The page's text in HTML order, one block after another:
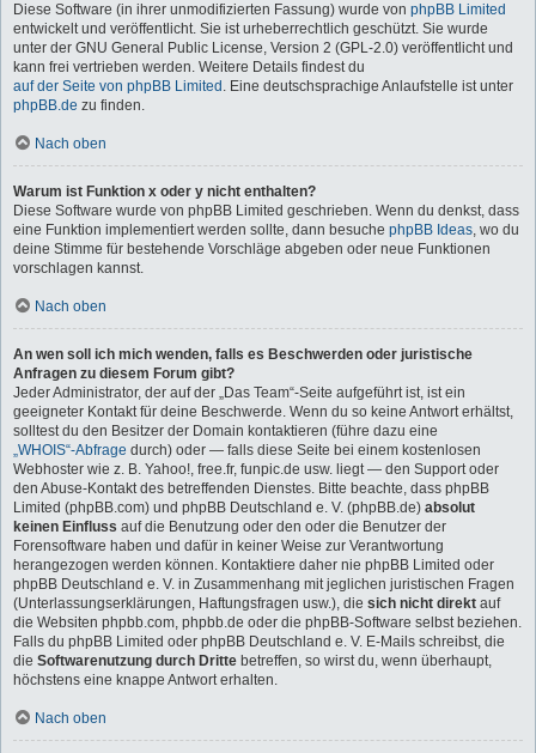
Diese Software (in ihrer unmodifizierten Fassung) wurde von phpBB Limited
entwickelt und veröffentlicht. Sie ist urheberrechtlich geschützt. Sie wurde
unter der GNU General Public License, Version 2 (GPL-2.0) veröffentlicht und
kann frei vertrieben werden. Weitere Details findest du
auf der Seite von phpBB Limited . Eine deutschsprachige Anlaufstelle ist unter
phpBB.de zu finden.
Nach oben
Warum ist Funktion x oder y nicht enthalten?
Diese Software wurde von phpBB Limited geschrieben. Wenn du denkst, dass
eine Funktion implementiert werden sollte, dann besuche phpBB Ideas, wo du
deine Stimme für bestehende Vorschläge abgeben oder neue Funktionen
vorschlagen kannst.
Nach oben
An wen soll ich mich wenden, falls es Beschwerden oder juristische
Anfragen zu diesem Forum gibt?
Jeder Administrator, der auf der „Das Team“-Seite aufgeführt ist, ist ein
geeigneter Kontakt für deine Beschwerde. Wenn du so keine Antwort erhältst,
solltest du den Besitzer der Domain kontaktieren (führe dazu eine
„WHOIS“-Abfrage durch) oder — falls diese Seite bei einem kostenlosen
Webhoster wie z. B. Yahoo!, free.fr, funpic.de usw. liegt — den Support oder
den Abuse-Kontakt des betreffenden Dienstes. Bitte beachte, dass phpBB
Limited (phpBB.com) und phpBB Deutschland e. V. (phpBB.de) absolut
keinen Einfluss auf die Benutzung oder den oder die Benutzer der
Forensoftware haben und dafür in keiner Weise zur Verantwortung
herangezogen werden können. Kontaktiere daher nie phpBB Limited oder
phpBB Deutschland e. V. in Zusammenhang mit jeglichen juristischen Fragen
(Unterlassungserklärungen, Haftungsfragen usw.), die sich nicht direkt auf
die Websiten phpbb.com, phpbb.de oder die phpBB-Software selbst beziehen.
Falls du phpBB Limited oder phpBB Deutschland e. V. E-Mails schreibst, die
die Softwarenutzung durch Dritte betreffen, so wirst du, wenn überhaupt,
höchstens eine knappe Antwort erhalten.
Nach oben